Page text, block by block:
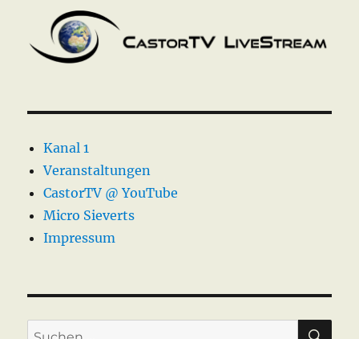
Kanal 1
Veranstaltungen
CastorTV @ YouTube
Micro Sieverts
Impressum
Suche